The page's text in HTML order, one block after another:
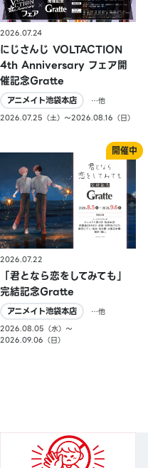
2026.07.24
にじさんじ VOLTACTION
4th Anniversary フェア開
催記念Gratte
アニメイト池袋本店
…他
2026.07.25（土）〜2026.08.16（日）
2026.07.22
「君となら恋をしてみても」
完結記念Gratte
アニメイト池袋本店
…他
2026.08.05（水）〜
2026.09.06（日）